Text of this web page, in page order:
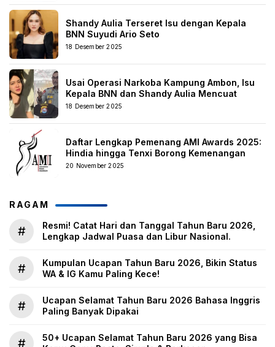
Shandy Aulia Terseret Isu dengan Kepala
BNN Suyudi Ario Seto
18 Desember 2025
Usai Operasi Narkoba Kampung Ambon, Isu
Kepala BNN dan Shandy Aulia Mencuat
18 Desember 2025
Daftar Lengkap Pemenang AMI Awards 2025:
Hindia hingga Tenxi Borong Kemenangan
20 November 2025
RAGAM
#
Resmi! Catat Hari dan Tanggal Tahun Baru 2026,
Lengkap Jadwal Puasa dan Libur Nasional.
#
Kumpulan Ucapan Tahun Baru 2026, Bikin Status
WA & IG Kamu Paling Kece!
#
Ucapan Selamat Tahun Baru 2026 Bahasa Inggris
Paling Banyak Dipakai
#
50+ Ucapan Selamat Tahun Baru 2026 yang Bisa